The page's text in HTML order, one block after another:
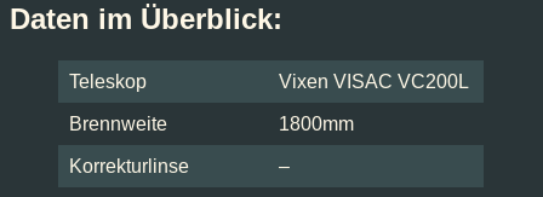
Daten im Überblick:
Teleskop Vixen VISAC VC200L
Brennweite 1800mm
Korrekturlinse –